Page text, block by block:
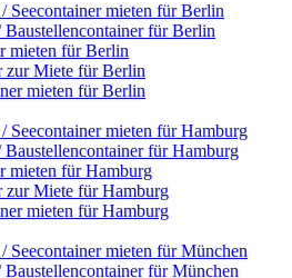
Seecontainer mieten für Berlin
für Berlin
mieten für Berlin
zur Miete für Berlin
mieten für Berlin
Seecontainer mieten für Hamburg
für Hamburg
mieten für Hamburg
zur Miete für Hamburg
mieten für Hamburg
Seecontainer mieten für München
für München